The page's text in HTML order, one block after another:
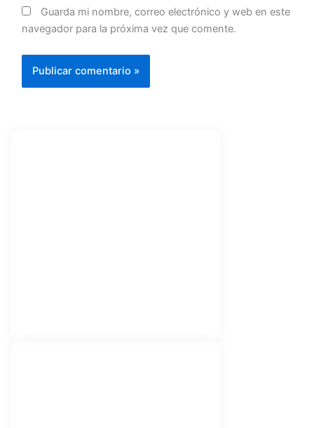
Guarda mi nombre, correo electrónico y web en este
navegador para la próxima vez que comente.